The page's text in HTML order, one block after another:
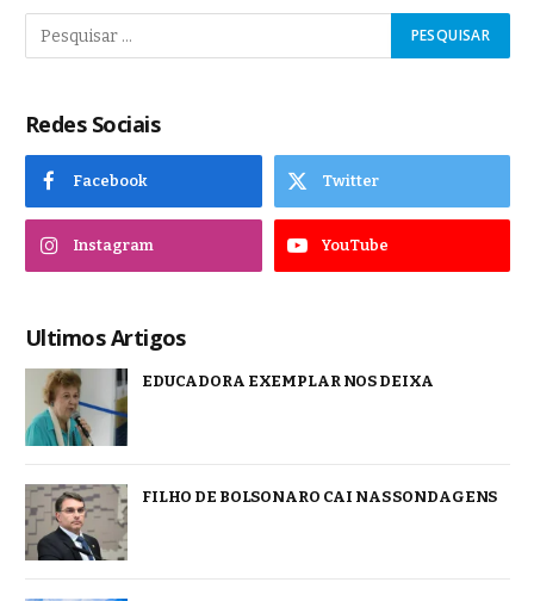
Redes Sociais
Facebook Twitter
Instagram YouTube
Ultimos Artigos
EDUCADORA EXEMPLAR NOS DEIXA
FILHO DE BOLSONARO CAI NAS SONDAGENS